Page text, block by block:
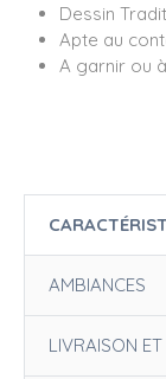
Dessin
Apte au
A garnir ou
AMBIANCES
LIVRAISON